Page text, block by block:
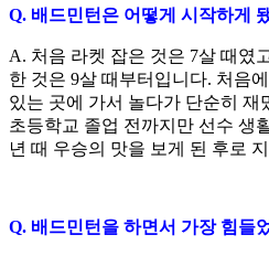
Q. 배드민턴은 어떻게 시작하게
A. 처음 라켓 잡은 것은 7살 때였
한 것은 9살 때부터입니다. 처음
있는 곳에 가서 놀다가 단순히 재
초등학교 졸업 전까지만 선수 생
년 때 우승의 맛을 보게 된 후로
Q. 배드민턴을 하면서 가장 힘들